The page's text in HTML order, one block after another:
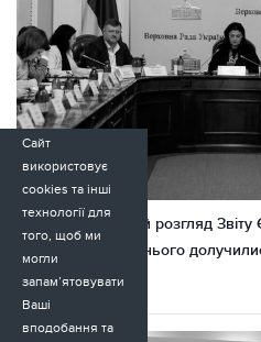
Парламентський розгляд
Адвокат майбутнього
23.11.2025
Сайт
використовує
cookies та інші
технології для
того, щоб ми
могли
запам’ятовувати
Ваші
вподобання та